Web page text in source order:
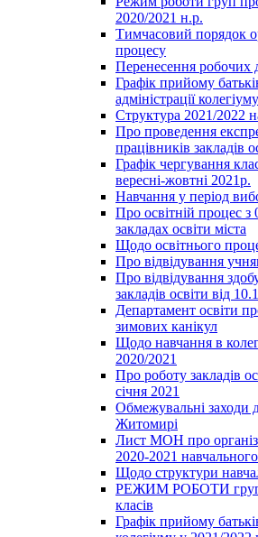
2020/2021 н.р.
Тимчасовий порядок
процесу
Перенесення робочих
Графік прийому
адміністрації
Структура 2021/2022
Про проведення
працівників закладів
Графік чергування
вересні-жовтні 2021р.
Навчання у період
Про освітній процес з
закладах освіти міста
Щодо освітнього
Про відвідування
Про відвідування
закладів освіти від
Департамент освіти
зимових канікул
Щодо навчання в
2020/2021
Про роботу закладів
січня 2021
Обмежувальні заходи
Житомирі
Лист МОН про
2020-2021
Щодо структури
РЕЖИМ РОБОТИ груп
класів
Графік прийому